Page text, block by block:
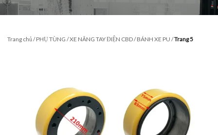
Trang chủ/PHỤ TÙNG /XE NÂNG TAY ĐIỆN CBD/BÁNH XE PU /Trang 5